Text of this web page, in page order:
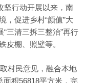
坚行动开展以来，南
，促进乡村“颜值”大
三清三拆三整治”再行
皮棚、照壁等。
村民意见，融合本地
面积56818平方米，完